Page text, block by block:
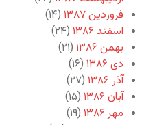
فروردین ۱۳۸۷
(۱۴)
اسفند ۱۳۸۶
(۲۴)
بهمن ۱۳۸۶
(۲۱)
دی ۱۳۸۶
(۱۶)
آذر ۱۳۸۶
(۲۷)
آبان ۱۳۸۶
(۱۵)
مهر ۱۳۸۶
(۱۹)